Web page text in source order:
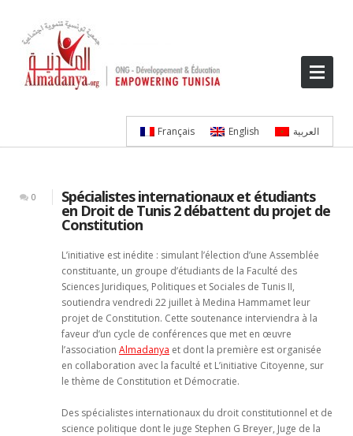
Français English العربية
0 Spécialistes internationaux et étudiants
en Droit de Tunis 2 débattent du projet de
Constitution
L’initiative est inédite : simulant l’élection d’une Assemblée
constituante, un groupe d’étudiants de la Faculté des
Sciences Juridiques, Politiques et Sociales de Tunis II,
soutiendra vendredi 22 juillet à Medina Hammamet leur
projet de Constitution. Cette soutenance interviendra à la
faveur d’un cycle de conférences que met en œuvre
l’association Almadanya et dont la première est organisée
en collaboration avec la faculté et L’initiative Citoyenne, sur
le thème de Constitution et Démocratie.
Des spécialistes internationaux du droit constitutionnel et de
science politique dont le juge Stephen G Breyer, Juge de la